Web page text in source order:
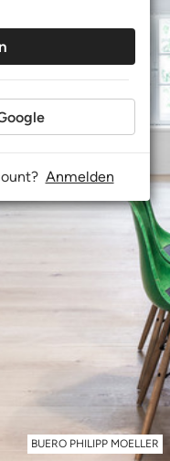
BUERO PHILIPP MOELLER
Anmelden